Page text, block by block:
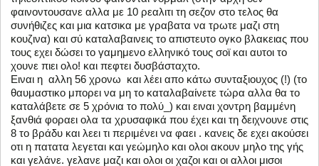
φαινοντουσανε αλλα με 10 ρεαλιτι τη σεζον στο τελος θα
συνήθιζες και μια κατσικα με γραβατα να τρωτε μαζι στη
κουζινα) και σύ καταλαβαινεις το απιστευτο ογκο βλακειας που
τους εχει δώσει το γαμημενο ελληνικό τους σοϊ και αυτοι το
χουνε πιει ολο! και πεφτει δυσβάσταχτο.
Ειναι η αλλη 56 χρονω και λέει απο κάτω συνταξιουχος (!) (το
θαυμαστικο μπορει να μη το καταλαβαίνετε τώρα αλλα θα το
καταλάβετε σε 5 χρόνια το πολύ_) και ειναι χοντρη βαμμένη
ξανθιά φοραει ολα τα χρυσαφικά που έχει και τη δειχνουνε στις
8 το βράδυ και λεει τι περιμένει να φαει . κανεις δε εχει ακούσει
οτι η πατατα λεγεται και γεώμηλο και ολοι ακουν μηλο της γής
και γελάνε. γελανε μαζι και ολοι οι χαζοι και οι αλλοι μισοι